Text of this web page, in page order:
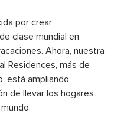
por crear
clase mundial en
Ahora, nuestra
Residences, más de
está ampliando
de llevar los hogares